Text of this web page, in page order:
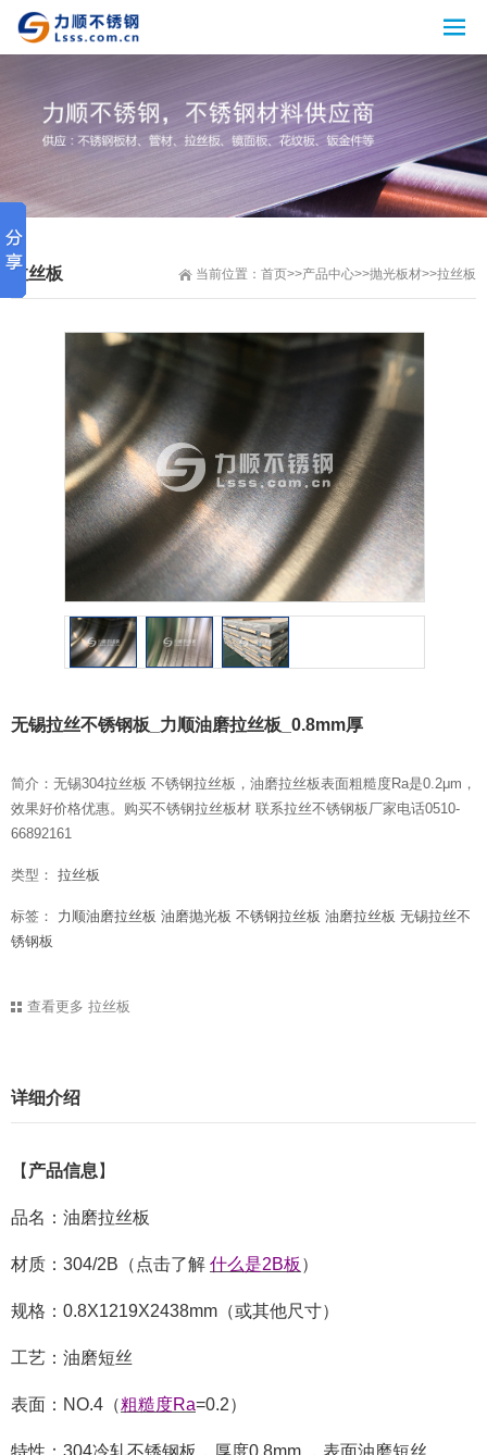
当前位置： 首页>>产品中心>>抛光板材>>拉丝板
拉丝板
无锡拉丝不锈钢板_力顺油磨拉丝板_0.8mm厚
简介：无锡304拉丝板 不锈钢拉丝板，油磨拉丝板表面粗糙度Ra是0.2μm，
效果好价格优惠。购买不锈钢拉丝板材 联系拉丝不锈钢板厂家电话0510-
66892161
类型： 拉丝板
标签： 力顺油磨拉丝板 油磨抛光板 不锈钢拉丝板 油磨拉丝板 无锡拉丝不
锈钢板
查看更多 拉丝板
详细介绍
【 产品信息 】
品名： 油磨拉丝板
材质：304/2B（点击了解 什么是2B板 ）
规格：0.8X1219X2438mm（或其他尺寸）
工艺：油磨短丝
表面：NO.4（粗糙度Ra=0.2）
特性：304冷轧不锈钢板， 厚度0.8mm ， 表面油磨短丝